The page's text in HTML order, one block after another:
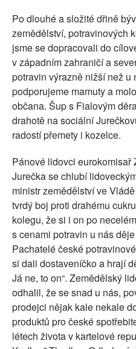
Po dlouhé a složité dřině
zemědělství, potravinových
jsme se dopracovali do
v západním zahraničí a
potravin výrazně nižší než u
podporujeme mamuty a
občana. Šup s Fialovým
drahotě na sociální
radostí přemety i kozelce.
Pánové lidovci eurokomisař
Jurečka se chlubí
ministr zemědělství ve
tvrdý boj proti drahému
kolegu, že si i on po
s cenami potravin u nás
Pachatelé české
si dali dostaveníčko a hrají
Já ne, to on“. Zemědělský
odhalil, že se snad u nás,
prodejci nějak kale nekale
produktů pro české
létech života v kartelové